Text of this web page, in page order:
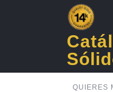
QUIERES